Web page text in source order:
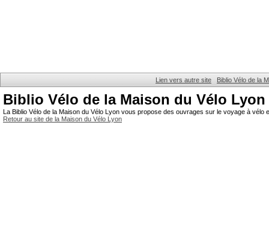
Lien vers autre site Biblio Vélo de la
Biblio Vélo de la Maison du Vélo Lyon
La Biblio Vélo de la Maison du Vélo Lyon vous propose des ouvrages sur le voyage à
Retour au site de la Maison du Vélo Lyon